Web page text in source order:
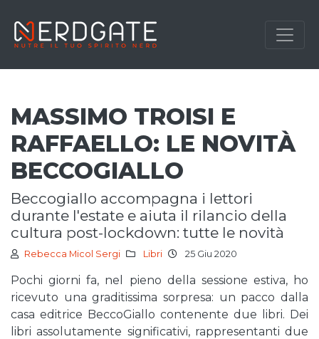
MASSIMO TROISI E
RAFFAELLO: LE NOVITÀ
BECCOGIALLO
beccogiallo accompagna i lettori
durante l'estate e aiuta il rilancio della
cultura post-lockdown: tutte le novità
Rebecca Micol Sergi Libri 25 Giu 2020
Pochi giorni fa, nel pieno della sessione estiva, ho
ricevuto una graditissima sorpresa: un pacco dalla
casa editrice BeccoGiallo contenente due libri. Dei
libri assolutamente significativi, rappresentanti due